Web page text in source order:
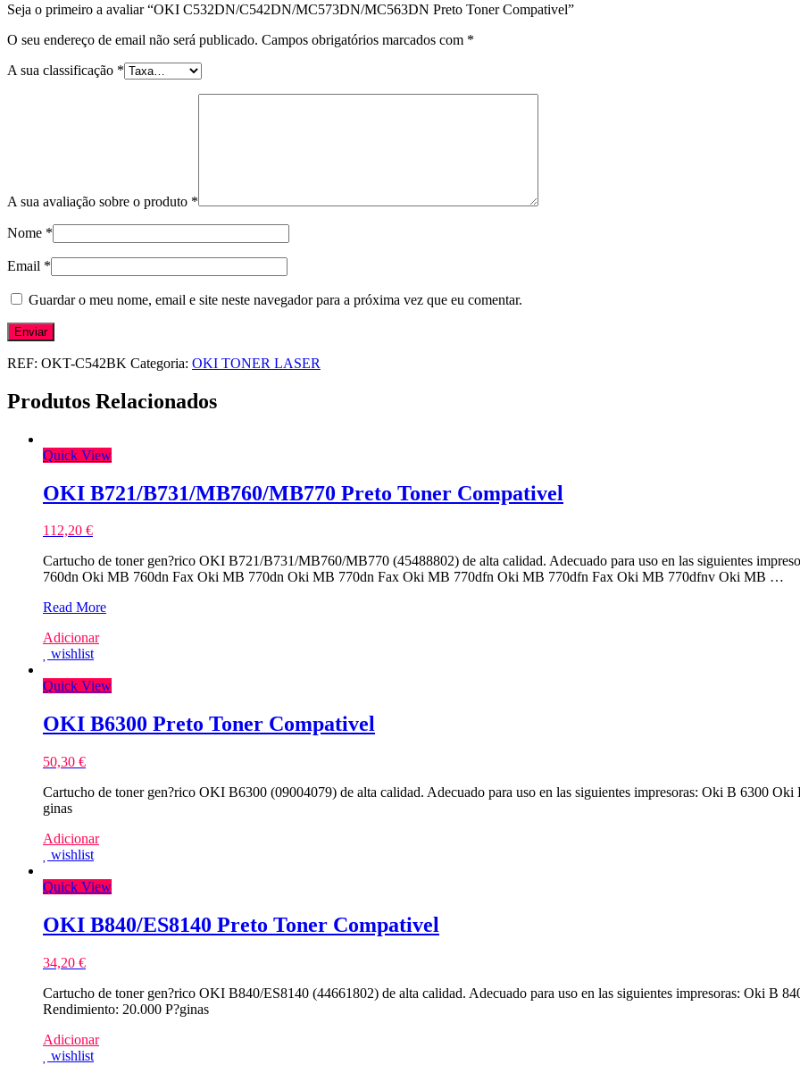
Seja o primeiro a avaliar “OKI C532DN/C542DN/MC573DN/MC563DN Preto Toner Compativel”
O seu endereço de email não será publicado. Campos obrigatórios marcados com *
A sua classificação *
A sua avaliação sobre o produto *
Nome *
Email *
Guardar o meu nome, email e site neste navegador para a próxima vez que eu comentar.
REF: OKT-C542BK Categoria: OKI TONER LASER
Produtos Relacionados
Quick View
OKI B721/B731/MB760/MB770 Preto Toner Compativel
112,20 €
Cartucho de toner gen?rico OKI B721/B731/MB760/MB770 (45488802) de alta calidad. Adecuado para uso en las siguientes
760dn Oki MB 760dn Fax Oki MB 770dn Oki MB 770dn Fax Oki MB 770dfn Oki MB 770dfn Fax Oki MB 770dfnv Oki MB …
OKI
Preto
Toner
Read More
Adicionar
wishlist
Quick View
OKI B6300 Preto Toner Compativel
50,30 €
Cartucho de toner gen?rico OKI B6300 (09004079) de alta calidad. Adecuado para uso en las siguientes impresoras: Oki B 6300
ginas
Adicionar
wishlist
Quick View
OKI B840/ES8140 Preto Toner Compativel
34,20 €
Cartucho de toner gen?rico OKI B840/ES8140 (44661802) de alta calidad. Adecuado para uso en las siguientes impresoras: Oki B
Rendimiento: 20.000 P?ginas
Adicionar
wishlist